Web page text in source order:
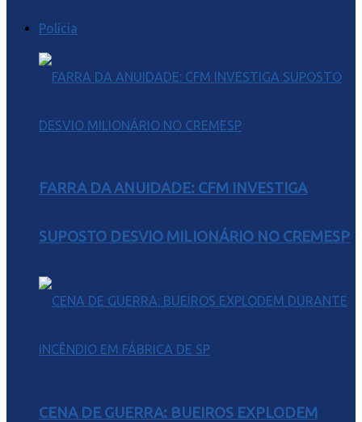
Polícia
FARRA DA ANUIDADE: CFM INVESTIGA
SUPOSTO DESVIO MILIONÁRIO NO CREMESP
CENA DE GUERRA: BUEIROS EXPLODEM